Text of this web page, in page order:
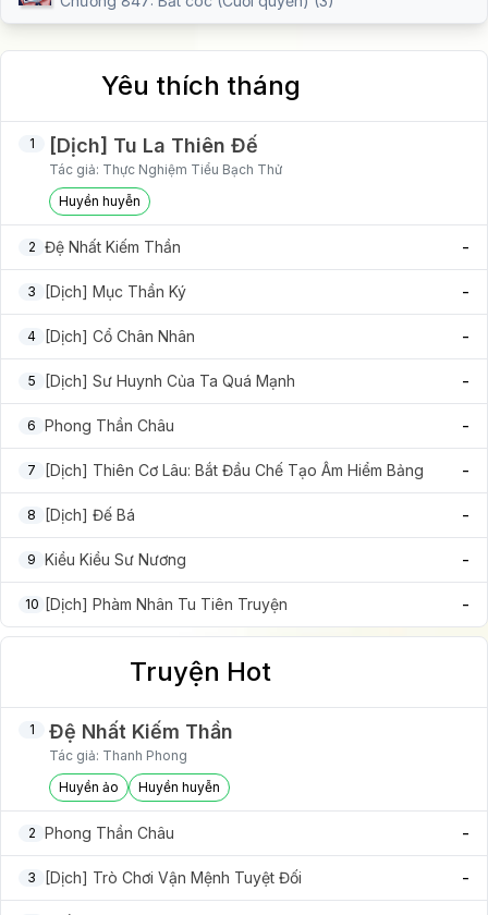
Yêu thích tháng
1 [Dịch] Tu La Thiên Đế
Tác giả: Thực Nghiệm Tiểu Bạch Thử
Huyền huyễn
2 Đệ Nhất Kiếm Thần -
3 [Dịch] Mục Thần Ký -
4 [Dịch] Cổ Chân Nhân -
5 [Dịch] Sư Huynh Của Ta Quá Mạnh -
6 Phong Thần Châu -
7 [Dịch] Thiên Cơ Lâu: Bắt Đầu Chế Tạo Âm Hiểm Bảng -
8 [Dịch] Đế Bá -
9 Kiều Kiều Sư Nương -
10 [Dịch] Phàm Nhân Tu Tiên Truyện -
Truyện Hot
1 Đệ Nhất Kiếm Thần
Tác giả: Thanh Phong
Huyền ảo
Huyền huyễn
2 Phong Thần Châu -
3 [Dịch] Trò Chơi Vận Mệnh Tuyệt Đối -